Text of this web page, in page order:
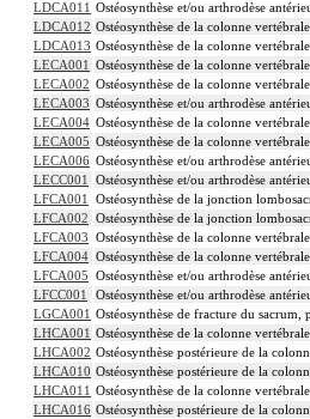
LDCA011 Ostéosynthèse et/ou arthrodèse
LDCA012 Ostéosynthèse de la colonne
LDCA013 Ostéosynthèse de la colonne
LECA001 Ostéosynthèse de la colonne
LECA002 Ostéosynthèse de la colonne
LECA003 Ostéosynthèse et/ou arthrodèse
LECA004 Ostéosynthèse de la colonne
LECA005 Ostéosynthèse de la colonne
LECA006 Ostéosynthèse et/ou arthrodèse
LECC001 Ostéosynthèse et/ou arthrodèse
LFCA001 Ostéosynthèse de la jonction
LFCA002 Ostéosynthèse de la jonction
LFCA003 Ostéosynthèse de la colonne
LFCA004 Ostéosynthèse de la colonne
LFCA005 Ostéosynthèse et/ou arthrodèse
LFCC001
Ostéosynthèse et/ou arthrodèse
LGCA001 Ostéosynthèse de fracture du sacrum,
LHCA001 Ostéosynthèse de la colonne
LHCA002 Ostéosynthèse postérieure de la
LHCA010 Ostéosynthèse postérieure de la
LHCA011 Ostéosynthèse de la colonne
LHCA016 Ostéosynthèse postérieure de la